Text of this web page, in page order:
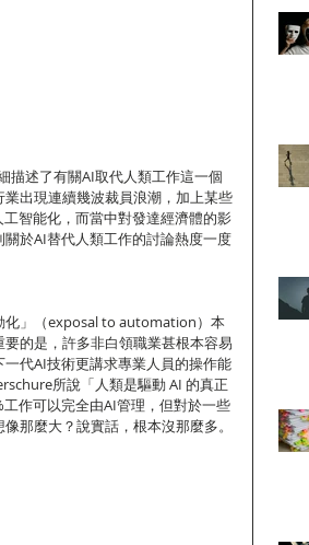
描述了有關AI取代人類工作這一個
出現連續幾波裁員浪潮，加上某些
智能化，而當中對發達經濟體的影
於AI替代人類工作的討論熱度一度
化」（exposal to automation）本
的是，許多非白領職業甚根本容易
代AI技術更講求專業人員的操作能
所說「人類是驅動 AI 的真正
作可以完全由AI管理，但對於一些
那麼大？說實話，根本沒那麼多。